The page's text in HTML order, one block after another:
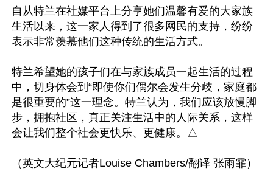
自从特兰在社媒平台上分享她们温馨有爱的大家族
生活以来，这一家人得到了很多网民的支持，纷纷
表示非常羡慕他们这种传统的生活方式。
特兰希望她的孩子们在与家族成员一起生活的过程
中，切身体会到“即使你们偶尔会发生分歧，家庭都
是很重要的”这一理念。特兰认为，我们应该放慢脚
步，拥抱社区，真正关注生活中的人际关系，这样
会让我们整个社会更快乐、更健康。△